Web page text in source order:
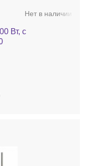
Нет в наличии
Вт, с